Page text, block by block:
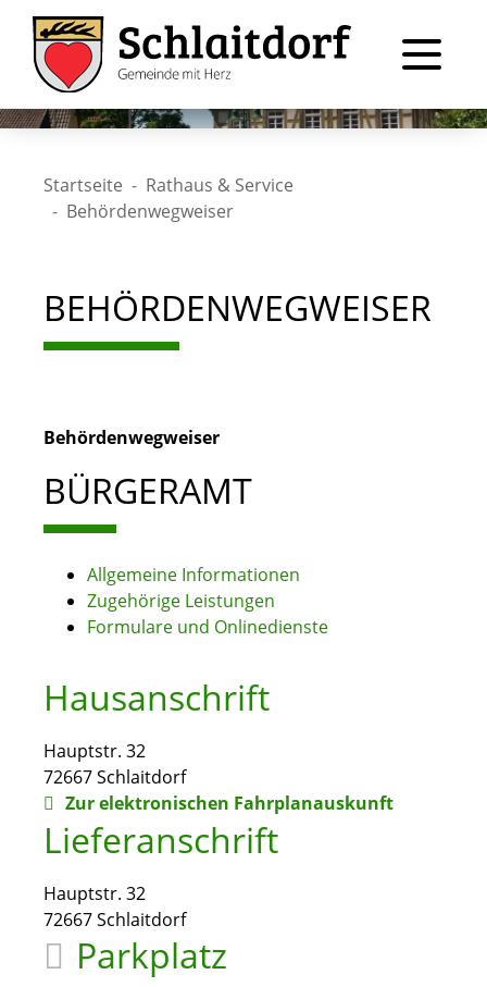
Startseite
Rathaus & Service
Behördenwegweiser
BEHÖRDENWEGWEISER
Behördenwegweiser
BÜRGERAMT
Allgemeine Informationen
Zugehörige Leistungen
Formulare und Onlinedienste
Hausanschrift
Hauptstr. 32
72667Schlaitdorf
Zur elektronischen Fahrplanauskunft
Lieferanschrift
Hauptstr. 32
72667Schlaitdorf
Parkplatz